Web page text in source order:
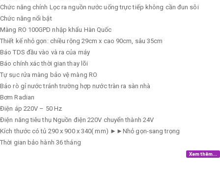
Chức năng chính Lọc ra nguồn nước uống trực tiếp không cần đun sôi
Chức năng nổi bật
Màng RO 100GPD nhập khẩu Hàn Quốc
Thiết kế nhỏ gọn: chiều rộng 29cm x cao 90cm, sâu 35cm
Báo TDS đầu vào và ra của máy
Báo chính xác thời gian thay lõi
Tự sục rửa màng bảo vệ màng RO
Báo rò gỉ nước tránh trường hợp nước tràn ra sàn nhà
Bơm Radian
Điện áp 220V – 50 Hz
Điện năng tiêu thụ Nguồn điện 220V chuyển thành 24V
Kích thước có tủ 290 x 900 x 340( mm) ►►Nhỏ gọn-sang trọng
Thời gian bảo hành 36 tháng
Xem thêm...